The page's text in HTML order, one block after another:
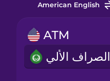
American English
ATM
الصراف الألي